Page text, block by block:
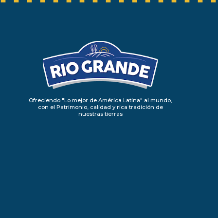
Ofreciendo "Lo mejor de América Latina" al mundo,
con el Patrimonio, calidad y rica tradición de
nuestras tierras